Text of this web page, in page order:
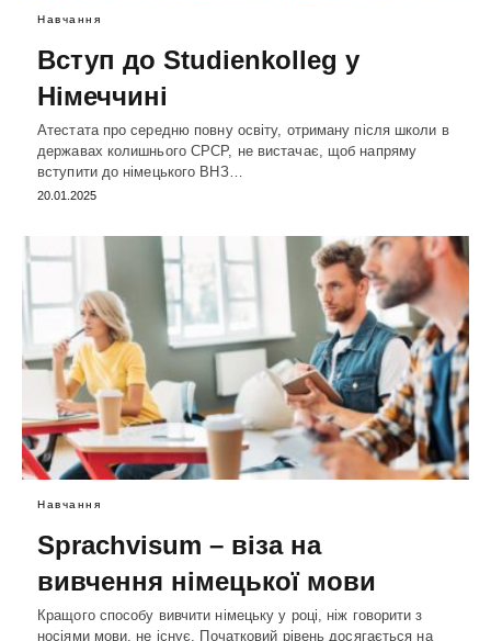
Навчання
Вступ до Studienkolleg у
Німеччині
Атестата про середню повну освіту, отриману після школи в
державах колишнього СРСР, не вистачає, щоб напряму
вступити до німецького ВНЗ…
20.01.2025
Навчання
Sprachvisum – віза на
вивчення німецької мови
Кращого способу вивчити німецьку у році, ніж говорити з
носіями мови, не існує. Початковий рівень досягається на